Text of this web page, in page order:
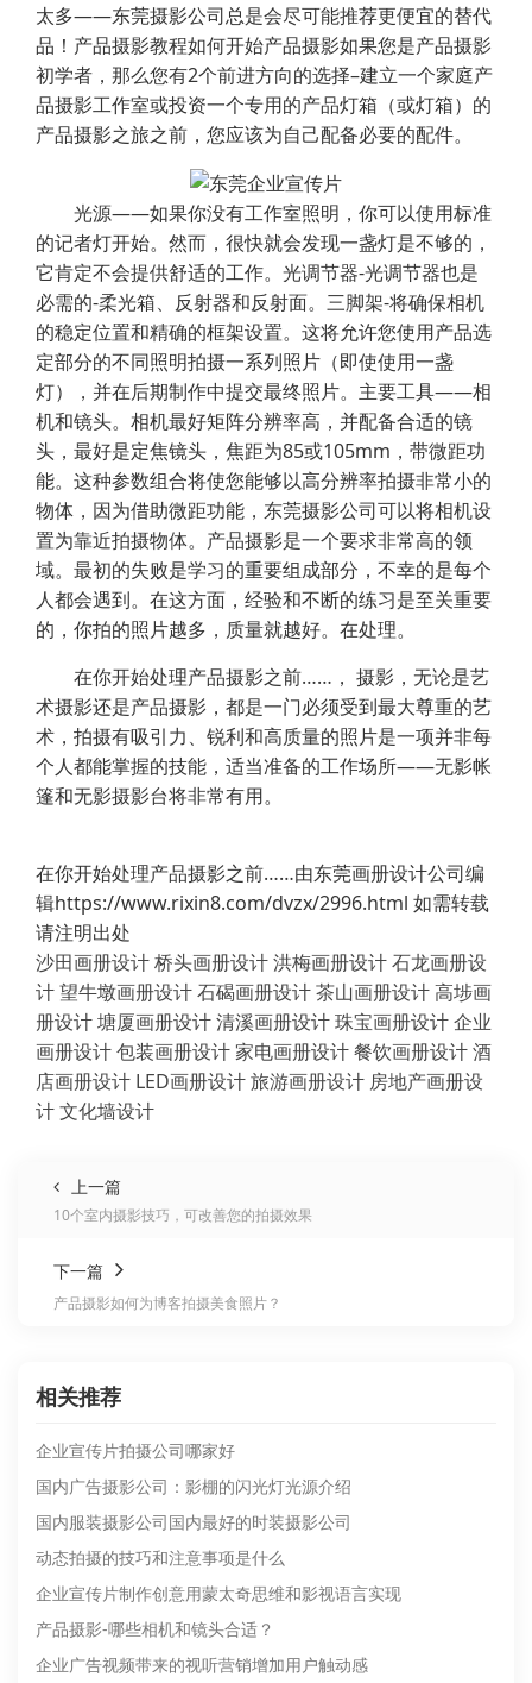
太多——东莞摄影公司总是会尽可能推荐更便宜的替代
品！产品摄影教程如何开始产品摄影如果您是产品摄影
初学者，那么您有2个前进方向的选择–建立一个家庭产
品摄影工作室或投资一个专用的产品灯箱（或灯箱）的
产品摄影之旅之前，您应该为自己配备必要的配件。
光源——如果你没有工作室照明，你可以使用标准
的记者灯开始。然而，很快就会发现一盏灯是不够的，
它肯定不会提供舒适的工作。光调节器-光调节器也是
必需的-柔光箱、反射器和反射面。三脚架-将确保相机
的稳定位置和精确的框架设置。这将允许您使用产品选
定部分的不同照明拍摄一系列照片（即使使用一盏
灯），并在后期制作中提交最终照片。主要工具——相
机和镜头。相机最好矩阵分辨率高，并配备合适的镜
头，最好是定焦镜头，焦距为85或105mm，带微距功
能。这种参数组合将使您能够以高分辨率拍摄非常小的
物体，因为借助微距功能，东莞摄影公司可以将相机设
置为靠近拍摄物体。产品摄影是一个要求非常高的领
域。最初的失败是学习的重要组成部分，不幸的是每个
人都会遇到。在这方面，经验和不断的练习是至关重要
的，你拍的照片越多，质量就越好。在处理。
在你开始处理产品摄影之前……， 摄影，无论是艺
术摄影还是产品摄影，都是一门必须受到最大尊重的艺
术，拍摄有吸引力、锐利和高质量的照片是一项并非每
个人都能掌握的技能，适当准备的工作场所——无影帐
篷和无影摄影台将非常有用。
在你开始处理产品摄影之前……由东莞画册设计公司编
辑https://www.rixin8.com/dvzx/2996.html 如需转载
请注明出处
沙田画册设计桥头画册设计洪梅画册设计石龙画册设
计望牛墩画册设计石碣画册设计茶山画册设计高埗画
册设计塘厦画册设计清溪画册设计珠宝画册设计企业
画册设计包装画册设计家电画册设计餐饮画册设计酒
店画册设计 LED画册设计旅游画册设计 房地产画册设
计文化墙设计
上一篇
10个室内摄影技巧，可改善您的拍摄效果
下一篇
产品摄影如何为博客拍摄美食照片？
相关推荐
企业宣传片拍摄公司哪家好
国内广告摄影公司：影棚的闪光灯光源介绍
国内服装摄影公司国内最好的时装摄影公司
动态拍摄的技巧和注意事项是什么
企业宣传片制作创意用蒙太奇思维和影视语言实现
产品摄影-哪些相机和镜头合适？
企业广告视频带来的视听营销增加用户触动感